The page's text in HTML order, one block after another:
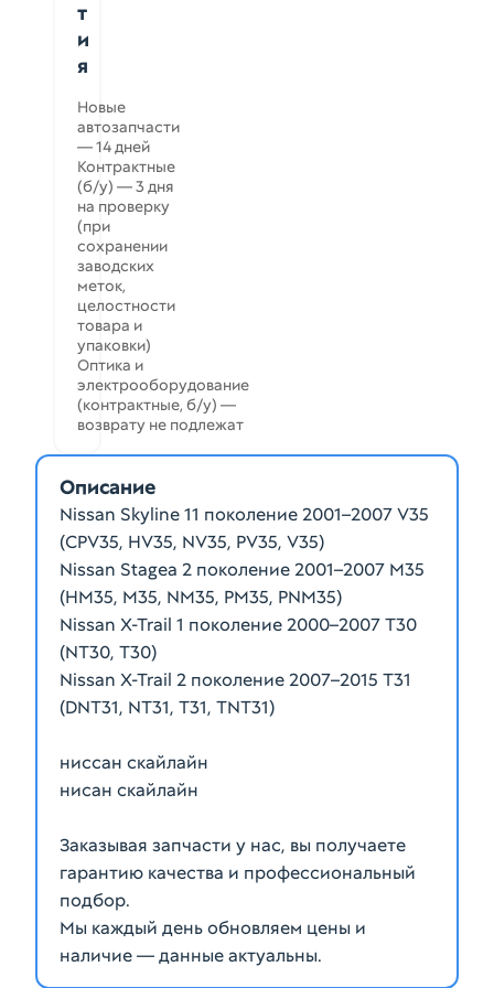
т
и
я
Новые
автозапчасти
— 14 дней
Контрактные
(б/у) — 3 дня
на проверку
(при
сохранении
заводских
меток,
целостности
товара и
упаковки)
Оптика и
электрооборудование
(контрактные, б/у) —
возврату не подлежат
Описание
Nissan Skyline 11 поколение 2001–2007 V35
(CPV35, HV35, NV35, PV35, V35)
Nissan Stagea 2 поколение 2001–2007 M35
(HM35, M35, NM35, PM35, PNM35)
Nissan X-Trail 1 поколение 2000–2007 T30
(NT30, T30)
Nissan X-Trail 2 поколение 2007–2015 T31
(DNT31, NT31, T31, TNT31)
ниссан скайлайн
нисан скайлайн
Заказывая запчасти у нас, вы получаете
гарантию качества и профессиональный
подбор.
Мы каждый день обновляем цены и
наличие — данные актуальны.